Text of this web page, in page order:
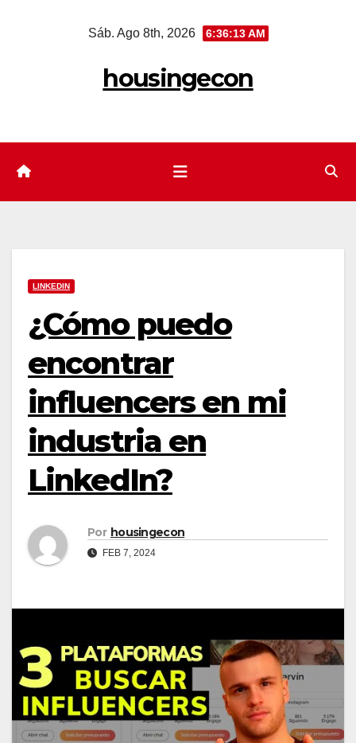
Sáb. Ago 8th, 2026 6:36:14 AM
housingecon
LINKEDIN
¿Cómo puedo
encontrar
influencers en mi
industria en
LinkedIn?
Por housingecon
FEB 7, 2024